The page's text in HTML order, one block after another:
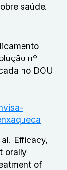
saúde.
nº
no DOU
Efficacy,
orally
of